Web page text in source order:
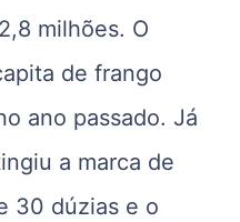
milhões. O
de frango
ano passado. Já
a marca de
30 dúzias e o